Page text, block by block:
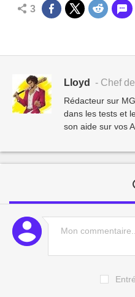
3
Lloyd - Chef
Rédacteur sur
dans les tests et
son aide sur vos